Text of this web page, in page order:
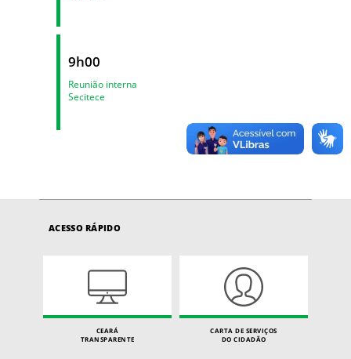
9h00
Reunião interna
Secitece
ACESSO RÁPIDO
CEARÁ
TRANSPARENTE
CARTA DE SERVIÇOS
DO CIDADÃO